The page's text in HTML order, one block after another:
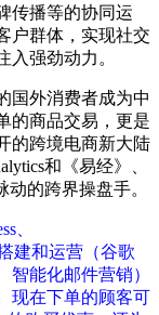
传播等的协同运
户群体，实现社交
强劲动力。
国外消费者成为中
的商品交易，更是
的跨境电商新大陆
和《易经》、
动的跨界操盘手。
、
建和运营（谷歌
智能化邮件营销）
现在下单的顾客可